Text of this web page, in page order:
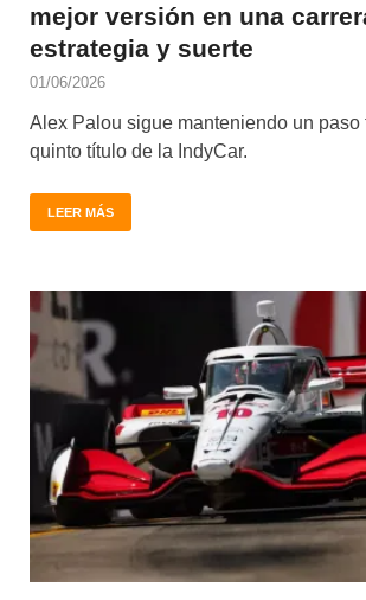
mejor versión en una
estrategia y suerte
01/06/2026
Alex Palou sigue manteniendo un paso
quinto título de la IndyCar.
LEER MÁS